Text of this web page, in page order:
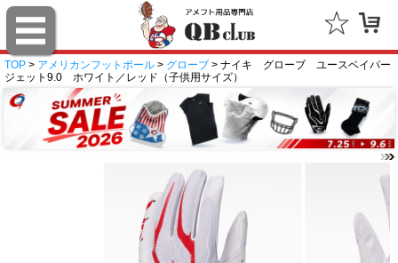
TOP > アメリカンフットボール > グローブ > ナイキ グローブ ユースベイパー
ジェット9.0 ホワイト／レッド（子供用サイズ）